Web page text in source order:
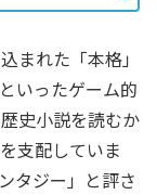
まれた「本格」
いったゲーム的
史小説を読むか
支配していま
タジー」と評さ